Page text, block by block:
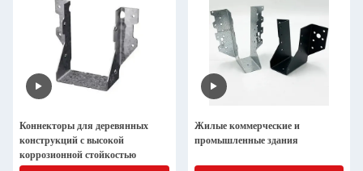
Коннекторы для деревянных
конструкций с высокой
коррозионной стойкостью
Жилые коммерческие и
промышленные здания